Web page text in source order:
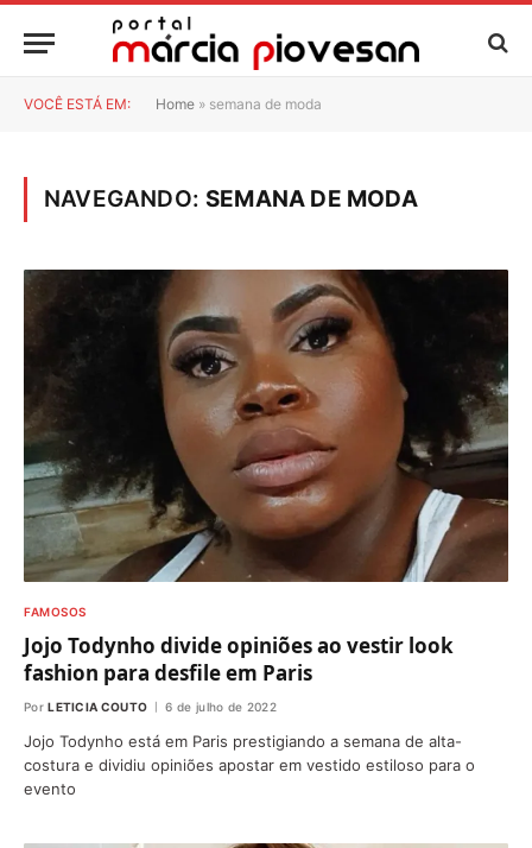
VOCÊ ESTÁ EM: Home » semana de moda
NAVEGANDO: SEMANA DE MODA
FAMOSOS
Jojo Todynho divide opiniões ao vestir look
fashion para desfile em Paris
Por LETICIA COUTO 6 de julho de 2022
Jojo Todynho está em Paris prestigiando a semana de alta-
costura e dividiu opiniões apostar em vestido estiloso para o
evento